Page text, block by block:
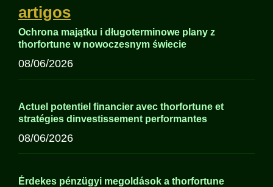
artigos
Ochrona majątku i długoterminowe plany z
thorfortune w nowoczesnym świecie
08/06/2026
Actuel potentiel financier avec thorfortune et
stratégies dinvestissement performantes
08/06/2026
Érdekes pénzügyi megoldások a thorfortune